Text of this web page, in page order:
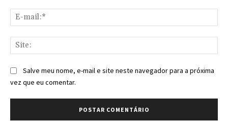
Salve meu nome, e-mail e site neste navegador para a próxima
vez que eu comentar.